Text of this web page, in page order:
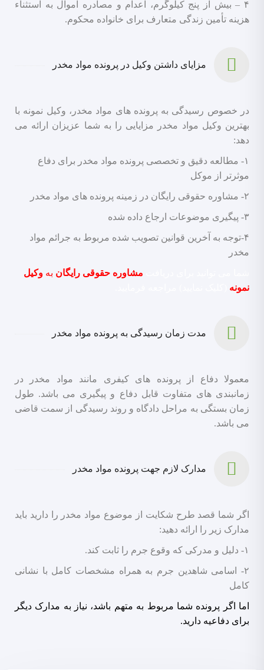
۴ – بیش از پنج کیلوگرم، اعدام و مصادره اموال به استثناء
هزینه تأمین زندگی متعارف برای خانواده محکوم.
مزایای داشتن وکیل در پرونده مواد مخدر
در خصوص رسیدگی به پرونده های مواد مخدر، وکیل نمونه با
بهترین وکیل مواد مخدر مزایایی را به شما عزیزان ارائه می
دهد:
۱- مطالعه دقیق و تخصصی پرونده مواد مخدر برای دفاع
موثرتر از موکل
۲- مشاوره حقوقی رایگان در زمینه پرونده های مواد مخدر
۳- پیگیری موضوعات ارجاع داده شده
۴-توجه به آخرین قوانین تصویب شده مربوط به جرائم مواد
مخدر
مشاوره حقوقی رایگان به وکیل
نمونه
مدت زمان رسیدگی به پرونده مواد مخدر
معمولا دفاع از پرونده های کیفری مانند مواد مخدر در
زمانبندی های متفاوت قابل دفاع و پیگیری می باشد. طول
زمان بستگی به مراحل دادگاه و روند رسیدگی از سمت قاضی
می باشد.
مدارک لازم جهت پرونده مواد مخدر
اگر شما قصد طرح شکایت از موضوع مواد مخدر را دارید باید
مدارک زیر را ارائه دهید:
۱- دلیل و مدرکی که وقوع جرم را ثابت کند.
۲- اسامی شاهدین جرم به همراه مشخصات کامل با نشانی
کامل
اما اگر پرونده شما مربوط به متهم باشد، نیاز به مدارک دیگر
برای دفاعیه دارید.